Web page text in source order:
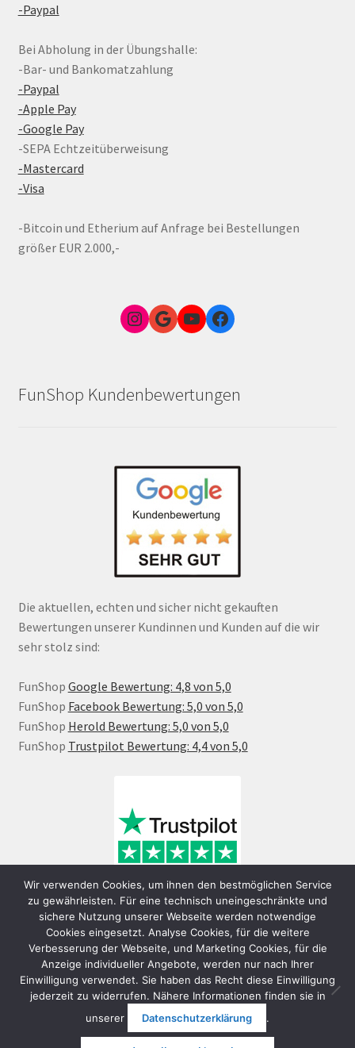
-Paypal
Bei Abholung in der Übungshalle:
-Bar- und Bankomatzahlung
-Paypal
-Apple Pay
-Google Pay
-SEPA Echtzeitüberweisung
-Mastercard
-Visa
-Bitcoin und Etherium auf Anfrage bei Bestellungen
größer EUR 2.000,-
Instagram
Google Link zum FunShop WienYouTubeFacebook
FunShop Kundenbewertungen
Die aktuellen, echten und sicher nicht gekauften
Bewertungen unserer Kundinnen und Kunden auf die wir
sehr stolz sind:
FunShop Google Bewertung: 4,8 von 5,0
FunShop Facebook Bewertung: 5,0 von 5,0
FunShop Herold Bewertung: 5,0 von 5,0
FunShop Trustpilot Bewertung: 4,4 von 5,0
© FunShop Wien - Hochqualitative Elektromobilität 2026
Datenschutzerklärung
Erstellt mit WooCommerce
Wir verwenden Cookies, um ihnen den bestmöglichen Service
zu gewährleisten. Für eine technisch uneingeschränkte und
sichere Nutzung unserer Webseite werden notwendige
Cookies eingesetzt. Analyse Cookies, für die weitere
Verbesserung der Webseite, und Marketing Cookies, für die
Anzeige individueller Angebote, werden nur nach Ihrer
Einwilligung verwendet. Sie haben das Recht diese Einwilligung
jederzeit zu widerrufen. Nähere Informationen finden sie in
unserer
Datenschutzerklärung .